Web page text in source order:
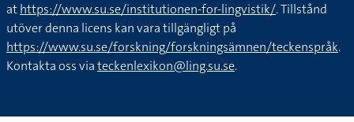
athttps://www.su.se/institutionen-for-lingvistik/. Tillstånd
utöver denna licens kan vara tillgängligt på
https://www.su.se/forskning/forskningsämnen/teckenspråk.
Kontakta oss viateckenlexikon@ling.su.se.